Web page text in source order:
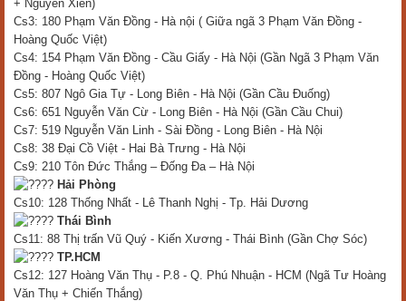
+ Nguyễn Xiển)
Cs3: 180 Phạm Văn Đồng - Hà nội ( Giữa ngã 3 Phạm Văn Đồng -
Hoàng Quốc Việt)
Cs4: 154 Phạm Văn Đồng - Cầu Giấy - Hà Nội (Gần Ngã 3 Phạm Văn
Đồng - Hoàng Quốc Việt)
Cs5: 807 Ngô Gia Tự - Long Biên - Hà Nội (Gần Cầu Đuống)
Cs6: 651 Nguyễn Văn Cừ - Long Biên - Hà Nội (Gần Cầu Chui)
Cs7: 519 Nguyễn Văn Linh - Sài Đồng - Long Biên - Hà Nội
Cs8: 38 Đại Cồ Việt - Hai Bà Trưng - Hà Nội
Cs9: 210 Tôn Đức Thắng – Đống Đa – Hà Nội
Hải Phòng
Cs10: 128 Thống Nhất - Lê Thanh Nghị - Tp. Hải Dương
Thái Bình
Cs11: 88 Thị trấn Vũ Quý - Kiến Xương - Thái Bình (Gần Chợ Sóc)
TP.HCM
Cs12: 127 Hoàng Văn Thụ - P.8 - Q. Phú Nhuận - HCM (Ngã Tư Hoàng
Văn Thụ + Chiến Thắng)